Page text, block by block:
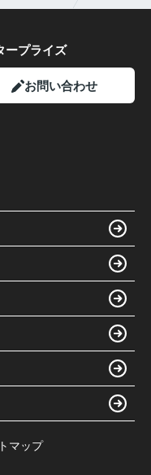
ープライズ
お問い合わせ
マップ